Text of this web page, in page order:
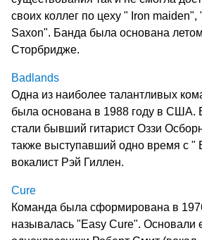
своих коллег по цеху " Iron
Saxon". Банда была основана
Сторбридже.
Badlands
Одна из наиболее талантливых
была основана в 1988 году в США.
стали бывший гитарист Оззи
также выступавший одно время с "
вокалист Рэй Гиллен.
Cure
Команда была сформирована в
называлась "Easy Cure".